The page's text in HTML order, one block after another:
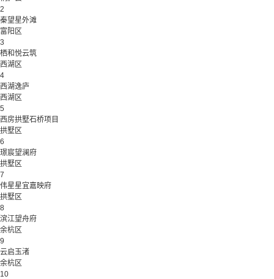
2
秦望星外滩
富阳区
3
栖和悦云筑
西湖区
4
西湖逸庐
西湖区
5
西房拱墅石桥项目
拱墅区
6
璟宸望澜府
拱墅区
7
伟星星宜嘉映府
拱墅区
8
滨江望舟府
余杭区
9
云启玉渚
余杭区
10